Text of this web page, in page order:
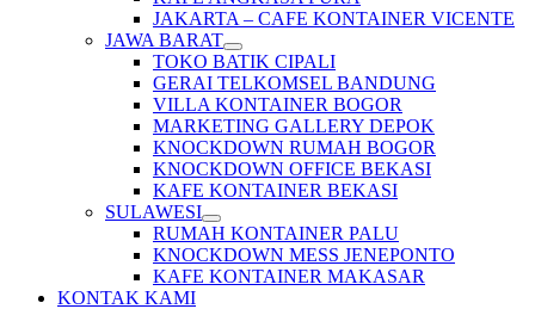
JAKARTA – CAFE KONTAINER VICENTE
JAWA BARAT
TOKO BATIK CIPALI
GERAI TELKOMSEL BANDUNG
VILLA KONTAINER BOGOR
MARKETING GALLERY DEPOK
KNOCKDOWN RUMAH BOGOR
KNOCKDOWN OFFICE BEKASI
KAFE KONTAINER BEKASI
SULAWESI
RUMAH KONTAINER PALU
KNOCKDOWN MESS JENEPONTO
KAFE KONTAINER MAKASAR
KONTAK KAMI